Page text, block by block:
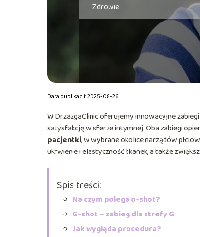
Zdrowie
Data publikacji: 2025-08-26
W DrzazgaClinic oferujemy innowacyjne zabiegi
satysfakcję w sferze intymnej. Oba zabiegi
pacjentki, w wybrane okolice narządów
ukrwienie i elastyczność tkanek, a także
Spis treści:
Na czym polega o-shot?
G-shot – zabieg dla strefy G
Jak wygląda procedura?